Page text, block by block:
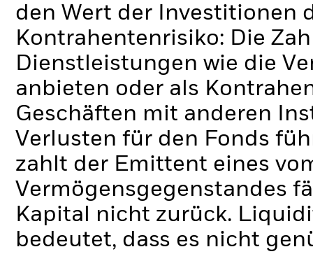
den Wert der Investitionen
Kontrahentenrisiko: Die
Dienstleistungen wie die
anbieten oder als
Geschäften mit anderen
Verlusten für den Fonds
zahlt der Emittent eines
Vermögensgegenstandes
Kapital nicht zurück.
bedeutet, dass es nicht